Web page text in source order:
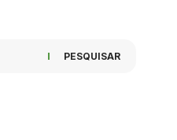
PESQUISAR